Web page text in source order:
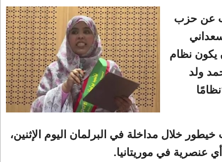
عن حزب
يكون نظام
ولد
خلال مداخلة في البرلمان اليوم الإثنين،
أي عنصرية في موريتانيا.